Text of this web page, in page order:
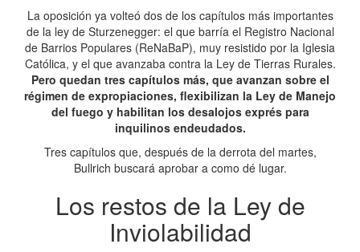
La oposición ya volteó dos de los capítulos más importantes
de la ley de Sturzenegger: el que barría el Registro Nacional
de Barrios Populares (ReNaBaP), muy resistido por la Iglesia
Católica, y el que avanzaba contra la Ley de Tierras Rurales.
Pero quedan tres capítulos más, que avanzan sobre el
régimen de expropiaciones, flexibilizan la Ley de Manejo
del fuego y habilitan los desalojos exprés para
inquilinos endeudados.
Tres capítulos que, después de la derrota del martes,
Bullrich buscará aprobar a como dé lugar.
Los restos de la Ley de
Inviolabilidad